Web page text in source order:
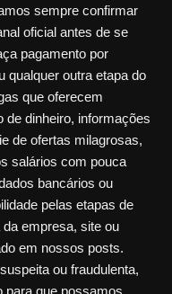
sempre confirmar
oficial antes de se
pagamento por
qualquer outra etapa do
que oferecem
de dinheiro, informações
de ofertas milagrosas,
salários com pouca
bancários ou
pelas etapas de
empresa, site ou
em nossos posts.
ou fraudulenta,
para que possamos